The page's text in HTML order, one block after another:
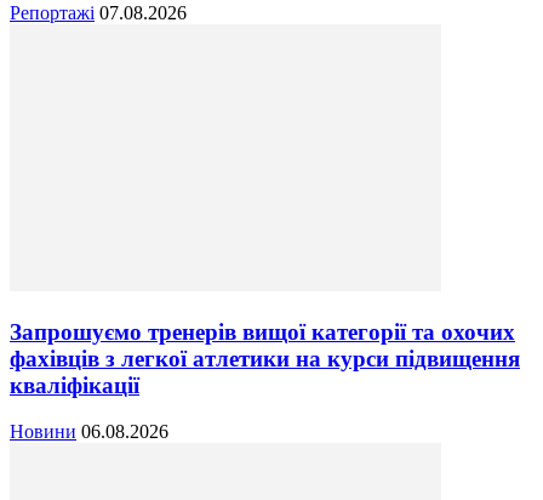
Репортажі 07.08.2026
Запрошуємо тренерів вищої категорії та охочих
фахівців з легкої атлетики на курси підвищення
кваліфікації
Новини 06.08.2026